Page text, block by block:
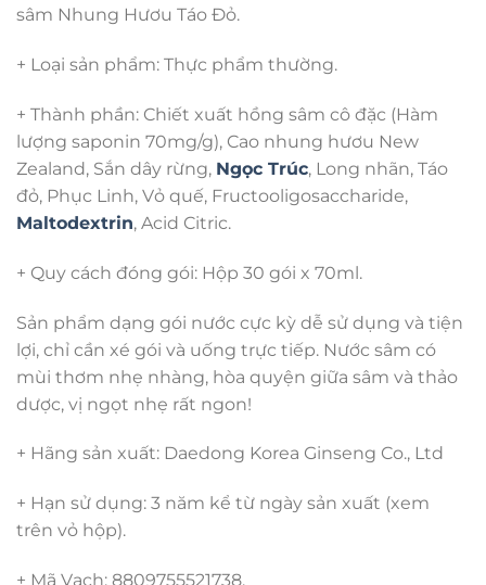
sâm Nhung Hươu Táo Đỏ.
+ Loại sản phẩm: Thực phẩm thường.
+ Thành phần: Chiết xuất hồng sâm cô đặc (Hàm
lượng saponin 70mg/g), Cao nhung hươu New
Zealand, Sắn dây rừng, Ngọc Trúc, Long nhãn, Táo
đỏ, Phục Linh, Vỏ quế, Fructooligosaccharide,
Maltodextrin, Acid Citric.
+ Quy cách đóng gói: Hộp 30 gói x 70ml.
Sản phẩm dạng gói nước cực kỳ dễ sử dụng và tiện
lợi, chỉ cần xé gói và uống trực tiếp. Nước sâm có
mùi thơm nhẹ nhàng, hòa quyện giữa sâm và thảo
dược, vị ngọt nhẹ rất ngon!
+ Hãng sản xuất: Daedong Korea Ginseng Co., Ltd
+ Hạn sử dụng: 3 năm kể từ ngày sản xuất (xem
trên vỏ hộp).
+ Mã Vạch: 8809755521738.